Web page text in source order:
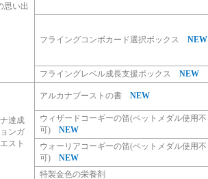
思い出
フライングコンボカード選択ボックス NEW
フライングレベル成長支援ボックス NEW
達成
ンガ
スト
アルカナブーストの書 NEW
ウィザードコーギーの笛(ペットメダル使用不
可) NEW
ウォーリアコーギーの笛(ペットメダル使用不
可) NEW
特製金色の栄養剤